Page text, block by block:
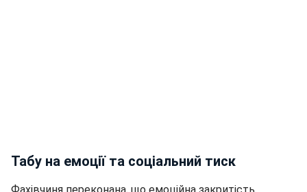
Табу на емоції та соціальний тиск